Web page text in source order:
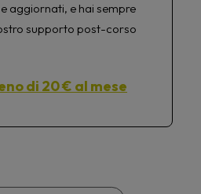
aggiornati, e hai sempre
supporto post-corso
di 20 € al mese